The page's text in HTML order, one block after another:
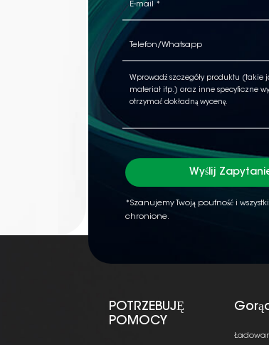
Wyślij
*Szanujemy Twoją poufność i
chronione.
POTRZEBUJĘ
POMOCY